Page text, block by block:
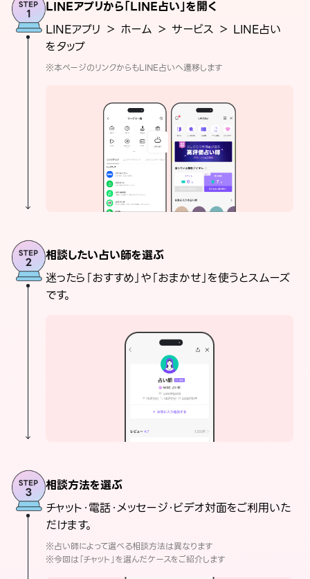
LINEアプリから「LINE占い」を開く
LINEアプリ ＞ ホーム ＞ サービス ＞ LINE占い
をタップ
※本ページのリンクからもLINE占いへ遷移します
相談したい占い師を選ぶ
迷ったら「おすすめ」や「おまかせ」を使うとスムーズ
です。
相談方法を選ぶ
チャット・電話・メッセージ・ビデオ対面をご利用いた
だけます。
※占い師によって選べる相談方法は異なります
※今回は「チャット」を選んだケースをご紹介します